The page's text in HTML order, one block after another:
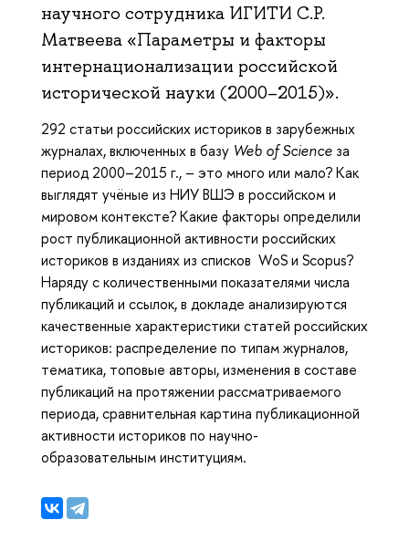
научного сотрудника ИГИТИ С.Р.
Матвеева «Параметры и факторы
интернационализации российской
исторической науки (2000–2015)».
292 статьи российских историков в зарубежных
журналах, включенных в базу Web of Science за
период 2000–2015 г., – это много или мало? Как
выглядят учёные из НИУ ВШЭ в российском и
мировом контексте? Какие факторы определили
рост публикационной активности российских
историков в изданиях из списков WoS и Scopus?
Наряду с количественными показателями числа
публикаций и ссылок, в докладе анализируются
качественные характеристики статей российских
историков: распределение по типам журналов,
тематика, топовые авторы, изменения в составе
публикаций на протяжении рассматриваемого
периода, сравнительная картина публикационной
активности историков по научно-
образовательным институциям.